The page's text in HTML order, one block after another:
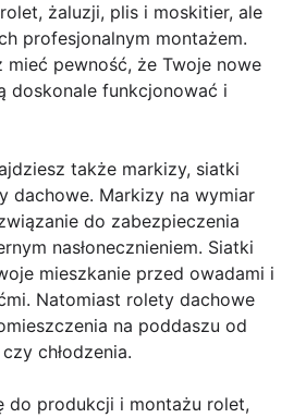
żaluzji, plis i moskitier, ale
profesjonalnym montażem.
mieć pewność, że Twoje nowe
doskonale funkcjonować i
także markizy, siatki
dachowe. Markizy na wymiar
do zabezpieczenia
nasłonecznieniem. Siatki
mieszkanie przed owadami i
Natomiast rolety dachowe
na poddaszu od
chłodzenia.
do produkcji i montażu rolet,